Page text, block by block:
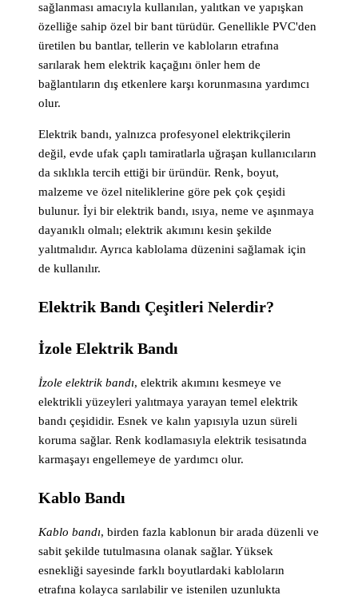
sağlanması amacıyla kullanılan, yalıtkan ve yapışkan
özelliğe sahip özel bir bant türüdür. Genellikle PVC'den
üretilen bu bantlar, tellerin ve kabloların etrafına
sarılarak hem elektrik kaçağını önler hem de
bağlantıların dış etkenlere karşı korunmasına yardımcı
olur.
Elektrik bandı, yalnızca profesyonel elektrikçilerin
değil, evde ufak çaplı tamiratlarla uğraşan kullanıcıların
da sıklıkla tercih ettiği bir üründür. Renk, boyut,
malzeme ve özel niteliklerine göre pek çok çeşidi
bulunur. İyi bir elektrik bandı, ısıya, neme ve aşınmaya
dayanıklı olmalı; elektrik akımını kesin şekilde
yalıtmalıdır. Ayrıca kablolama düzenini sağlamak için
de kullanılır.
Elektrik Bandı Çeşitleri Nelerdir?
İzole Elektrik Bandı
İzole elektrik bandı, elektrik akımını kesmeye ve
elektrikli yüzeyleri yalıtmaya yarayan temel elektrik
bandı çeşididir. Esnek ve kalın yapısıyla uzun süreli
koruma sağlar. Renk kodlamasıyla elektrik tesisatında
karmaşayı engellemeye de yardımcı olur.
Kablo Bandı
Kablo bandı, birden fazla kablonun bir arada düzenli ve
sabit şekilde tutulmasına olanak sağlar. Yüksek
esnekliği sayesinde farklı boyutlardaki kabloların
etrafına kolayca sarılabilir ve istenilen uzunlukta